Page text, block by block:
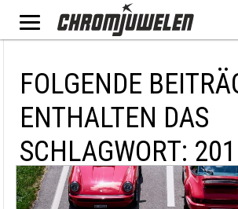
FOLGENDE
ENTHALTEN DAS
SCHLAGWORT: